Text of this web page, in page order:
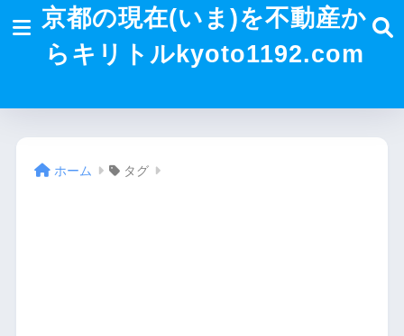
京都の現在(いま)を不動産か
らキリトルkyoto1192.com
ホーム タグ